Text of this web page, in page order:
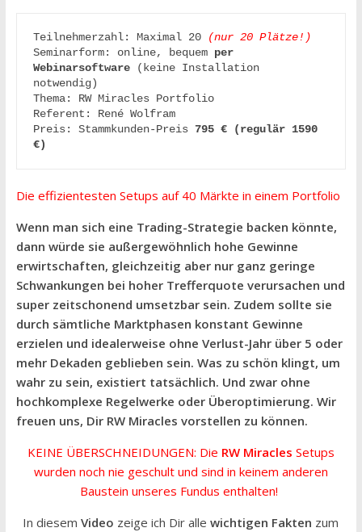
Teilnehmerzahl: Maximal 20 (nur 20 Plätze!
Seminarform: online, bequem per
Webinarsoftware (keine Installation
notwendig)
Thema: RW Miracles Portfolio
Referent: René Wolfram
Preis: Stammkunden-Preis 795 € (regulär 1590
Die effizientesten Setups auf 40 Märkte in einem Portfolio
Wenn man sich eine Trading-Strategie backen könnte,
dann würde sie außergewöhnlich hohe Gewinne
erwirtschaften, gleichzeitig aber nur ganz geringe
Schwankungen bei hoher Trefferquote verursachen und
super zeitschonend umsetzbar sein. Zudem sollte sie
durch sämtliche Marktphasen konstant Gewinne
erzielen und idealerweise ohne Verlust-Jahr über 5 oder
mehr Dekaden geblieben sein. Was zu schön klingt, um
wahr zu sein, existiert tatsächlich. Und zwar ohne
hochkomplexe Regelwerke oder Überoptimierung. Wir
freuen uns, Dir RW Miracles vorstellen zu können.
KEINE ÜBERSCHNEIDUNGEN: Die RW Miracles Setups
wurden noch nie geschult und sind in keinem anderen
Baustein unseres Fundus enthalten!
In diesemVideo zeige ich Dir allewichtigen Fakten zum